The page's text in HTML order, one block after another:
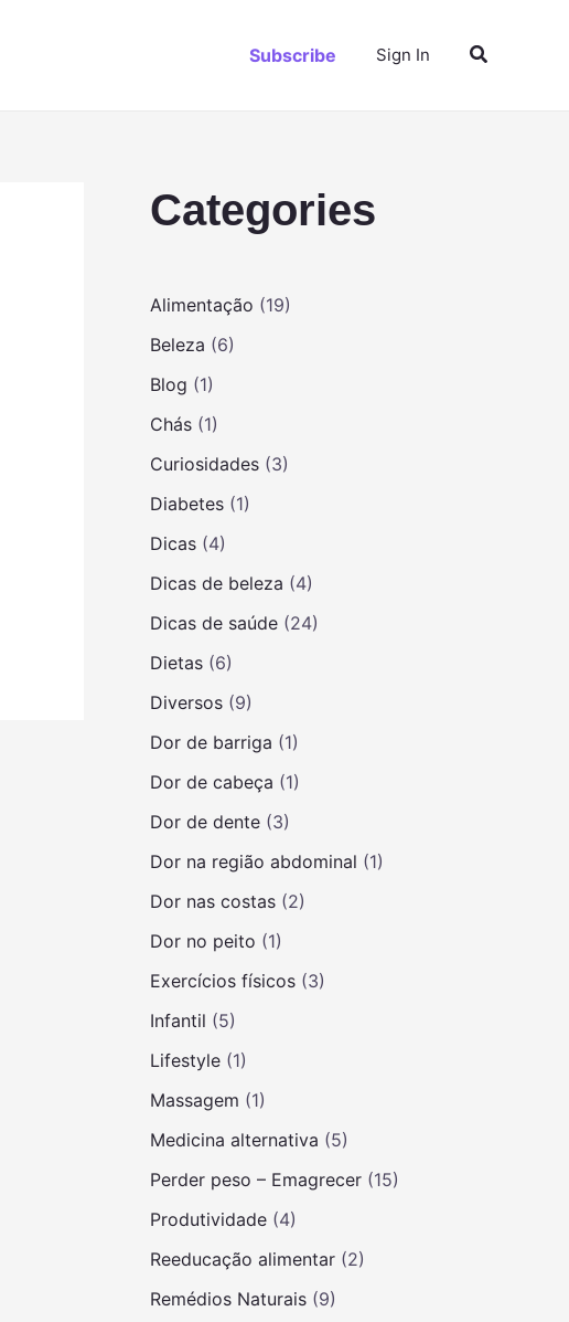
Subscribe Sign In
P
Categories
Alimentação (19)
Beleza (6)
Blog (1)
Chás (1)
Curiosidades (3)
Diabetes (1)
Dicas (4)
Dicas de beleza (4)
Dicas de saúde (24)
Dietas (6)
Diversos (9)
Dor de barriga (1)
Dor de cabeça (1)
Dor de dente (3)
Dor na região abdominal (1)
Dor nas costas (2)
Dor no peito (1)
Exercícios físicos (3)
Infantil (5)
Lifestyle (1)
Massagem (1)
Medicina alternativa (5)
Perder peso – Emagrecer (15)
Produtividade (4)
Reeducação alimentar (2)
Remédios Naturais (9)